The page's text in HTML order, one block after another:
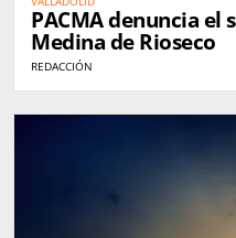
PACMA denuncia el
Medina de Rioseco
REDACCIÓN